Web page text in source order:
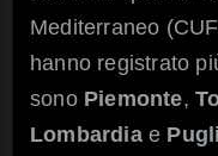
Mediterraneo
hanno registrato
sono Piemonte,
Lombardiae